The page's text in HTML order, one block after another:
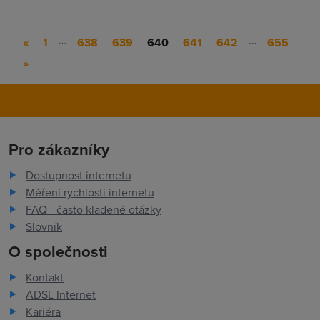
« 1 … 638 639 640 641 642 …
655
»
Pro zákazníky
Dostupnost internetu
Měření rychlosti internetu
FAQ - často kladené otázky
Slovník
O společnosti
Kontakt
ADSL Internet
Kariéra